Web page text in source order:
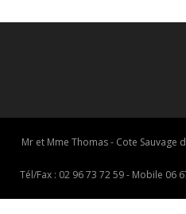
Mr et Mme Thomas - Cote Sauvage
Tél/Fax : 02 96 73 72 59 - Mobile 06